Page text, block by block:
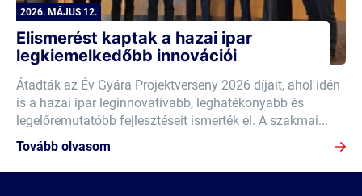
2026. MÁJUS 12.
Elismerést kaptak a hazai ipar
legkiemelkedőbb innovációi
Átadták az Év Gyára Projektverseny 2026 díjait, ahol idén
is a hazai ipar leginnovatívabb, leghatékonyabb és
legelőremutatóbb fejlesztéseit ismerték el. A szakmai...
Tovább olvasom